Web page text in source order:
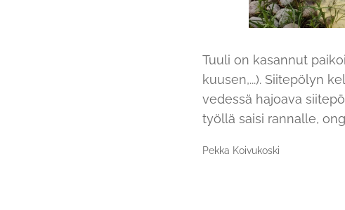
Tuuli on kasannut
kuusen,...). Siitepölyn
vedessä hajoava
työllä saisi rannalle,
Pekka Koivukoski